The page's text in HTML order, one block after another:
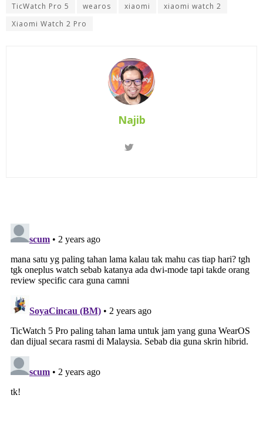
TicWatch Pro 5
wearos xiaomi
xiaomi watch 2
Xiaomi Watch 2 Pro
Najib